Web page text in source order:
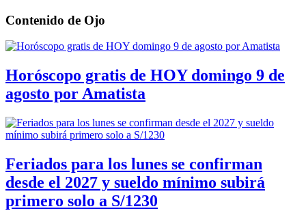
Contenido de Ojo
Horóscopo gratis de HOY domingo 9 de
agosto por Amatista
Feriados para los lunes se confirman
desde el 2027 y sueldo mínimo subirá
primero solo a S/1230